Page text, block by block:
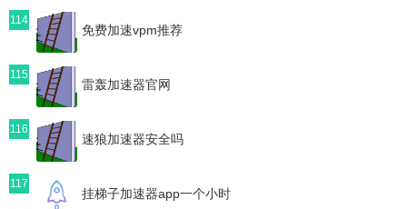
114
免费加速vpm推荐
115
雷轰加速器官网
116
速狼加速器安全吗
117
挂梯子加速器app一个小时